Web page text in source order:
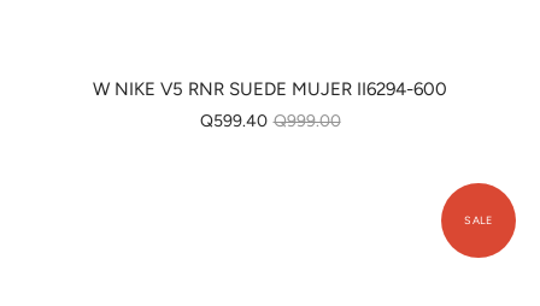
W NIKE V5 RNR SUEDE MUJER II6294-600
Q599.40 Q999.00